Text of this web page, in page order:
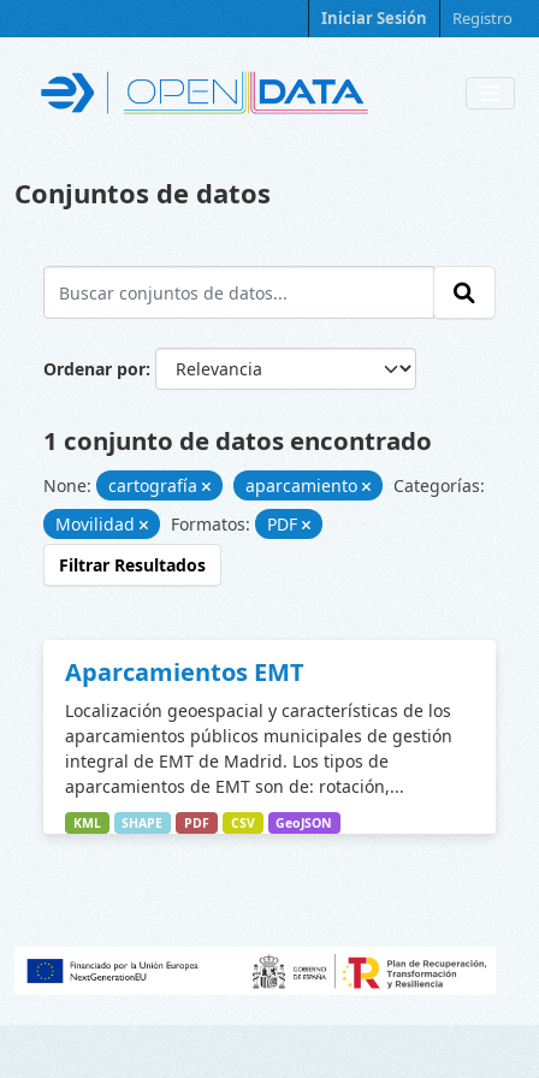
Iniciar Sesión Registro
Conjuntos de datos
Ordenar por
1 conjunto de datos encontrado
None: cartografía aparcamiento
Categorías:
Movilidad
Formatos:
PDF
Filtrar Resultados
Aparcamientos EMT
Localización geoespacial y características de los
aparcamientos públicos municipales de gestión
integral de EMT de Madrid. Los tipos de
aparcamientos de EMT son de: rotación,...
KML SHAPE PDF CSV GeoJSON